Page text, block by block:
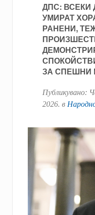
ДПС: ВСЕКИ
УМИРАТ
РАНЕНИ,
ЗА СПЕШНИ
Публикувано:
2026. в